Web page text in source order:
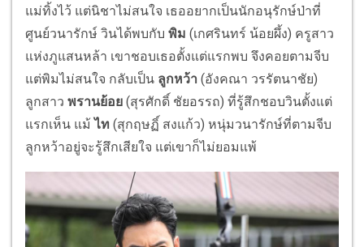
แม่ทิ้งไว้ แต่นิชาไม่สนใจ เธออยากเป็นนักอนุรักษ์ป่าที่
ศูนย์วนารักษ์ วินได้พบกับ พิม (เกศรินทร์ น้อยผึ้ง) ครูสาว
แห่งภูแสนหล้า เขาชอบเธอตั้งแต่แรกพบ จึงคอยตามจีบ
แต่พิมไม่สนใจ กลับเป็น ลูกหว้า (อังคณา วรรัตนาชัย)
ลูกสาว พรานย้อย (สุรศักดิ์ ชัยอรรถ) ที่รู้สึกชอบวินตั้งแต่
แรกเห็น แม้ไท (สุกฤษฏิ์ สงแก้ว) หนุ่มวนารักษ์ที่ตามจีบ
ลูกหว้าอยู่จะรู้สึกเสียใจ แต่เขาก็ไม่ยอมแพ้